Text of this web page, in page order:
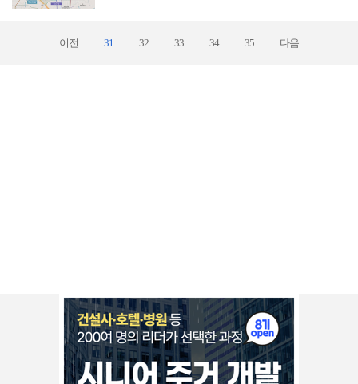
이전 31 32 33 34 35 다음